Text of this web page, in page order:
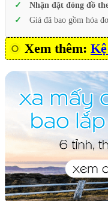
Nhận đặt đóng đồ
Giá đã bao gồm hóa
Xem thêm: